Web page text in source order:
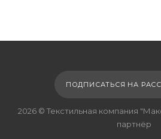
ПОДПИСАТЬСЯ НА
2026 © Текстильная компания
партнёр